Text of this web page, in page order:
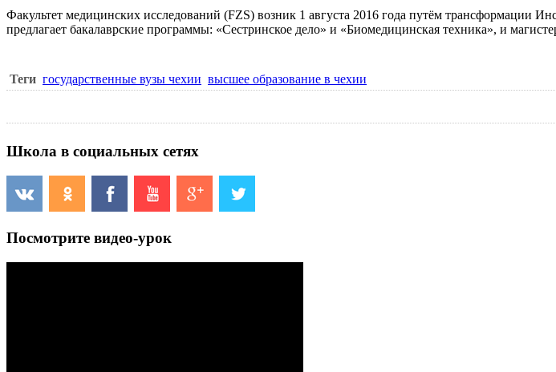
Факультет медицинских исследований (FZS) возник 1 августа 2016 года путём трансформации
предлагает бакалаврские программы: «Сестринское дело» и «Биомедицинская техника», и
Теги государственные вузы чехии высшее образование в чехии
Школа в социальных сетях
Посмотрите видео-урок